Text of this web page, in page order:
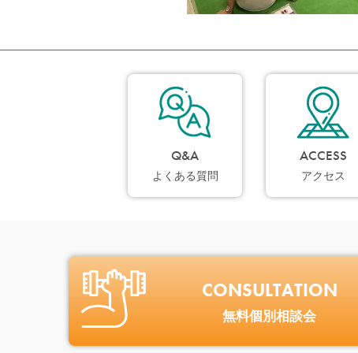
Q&A
よくある質問
ACCESS
アクセス
CONSULTATION
無料個別相談会